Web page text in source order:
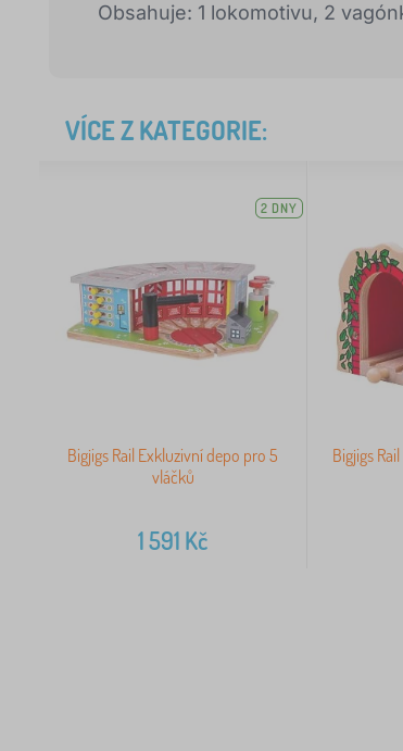
Obsahuje: 1 lokomotivu, 2
VÍCE Z KATEGORIE:
2 DNY
Bigjigs Rail Exkluzivní depo pro 5
vláčků
1 591 Kč
Bigjigs